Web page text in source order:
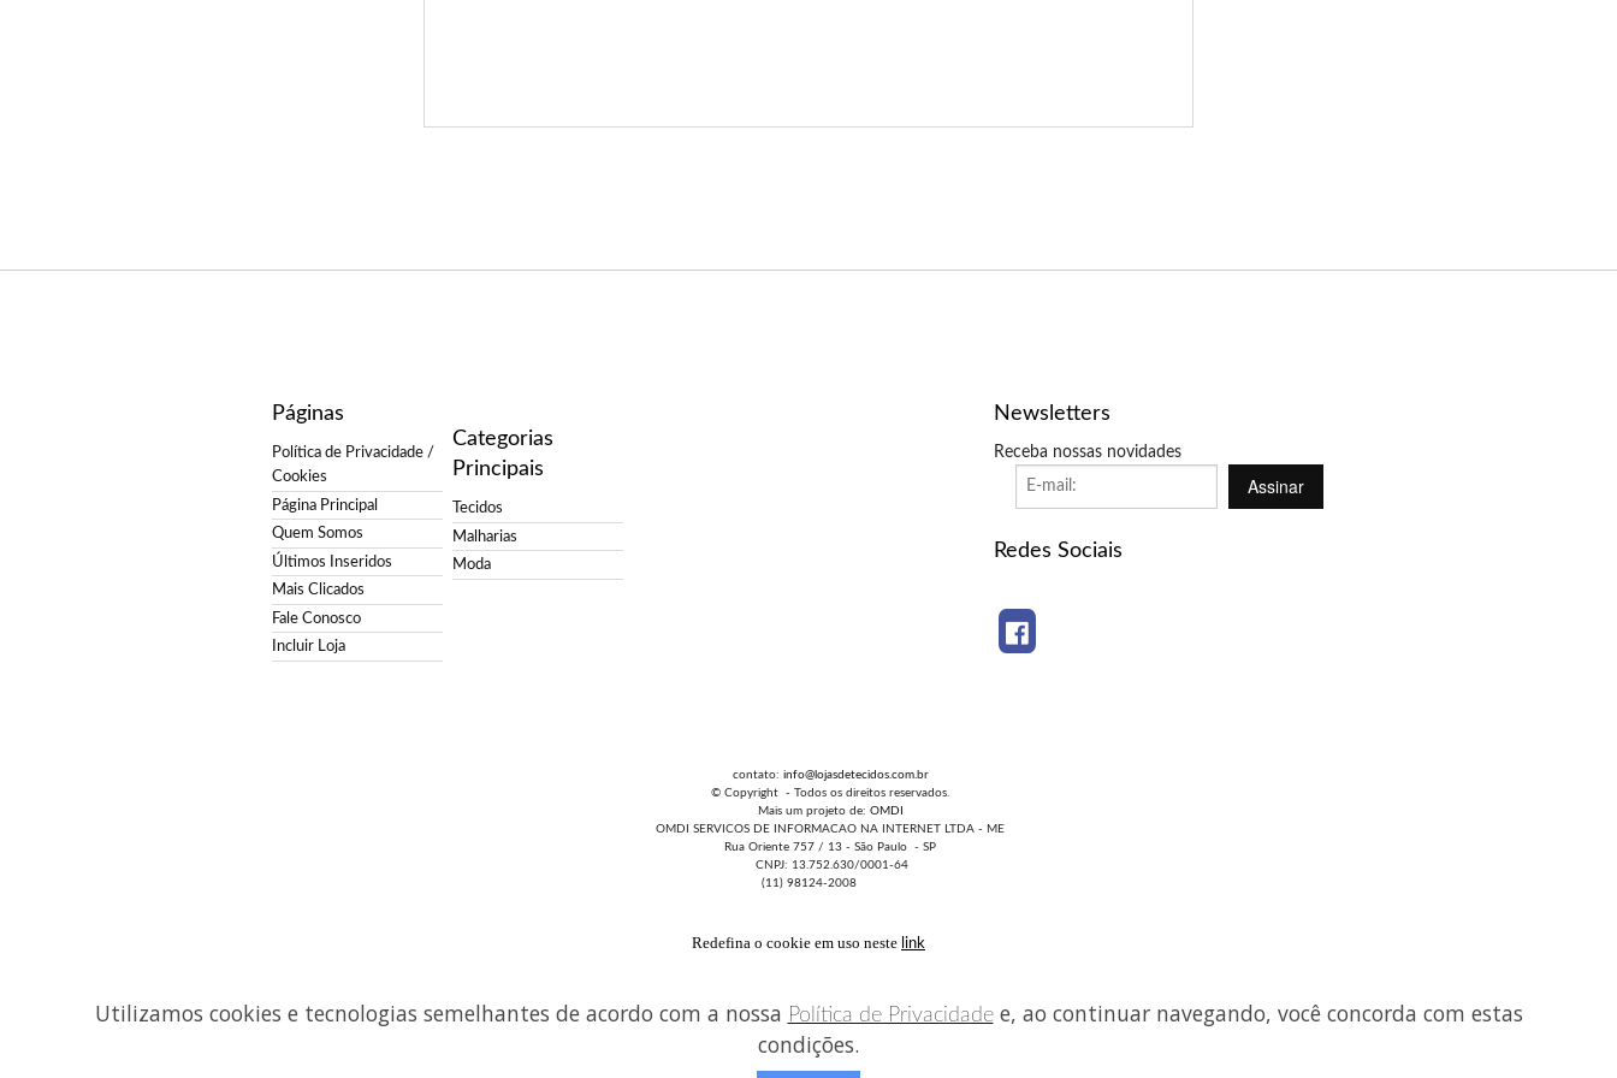
Páginas
Política de Privacidade /
Cookies
Página Principal
Quem Somos
Últimos Inseridos
Mais Clicados
Fale Conosco
Incluir Loja
Categorias
Principais
Tecidos
Malharias
Moda
Newsletters
Receba nossas novidades
Assinar
Redes Sociais
contato: info@lojasdetecidos.com.br
© Copyright - Todos os direitos reservados.
Mais um projeto de: OMDI
OMDI SERVICOS DE INFORMACAO NA INTERNET LTDA - ME
Rua Oriente 757 / 13 - São Paulo - SP
CNPJ: 13.752.630/0001-64
(11) 98124-2008
Redefina o cookie em uso neste link
Utilizamos cookies e tecnologias semelhantes de acordo com a nossa Política de Privacidadee, ao continuar navegando, você concorda com estas
condições.